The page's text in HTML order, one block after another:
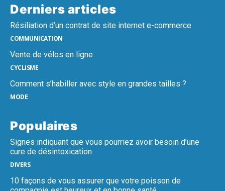
Derniers articles
Résiliation d’un contrat de site internet e-commerce
COMMUNICATION
Vente de vélos en ligne
CYCLISME
Comment s’habiller avec style en grandes tailles ?
MODE
Populaires
Signes indiquant que vous pourriez avoir besoin d’une
cure de désintoxication
DIVERS
10 façons de vous assurer que votre poisson de